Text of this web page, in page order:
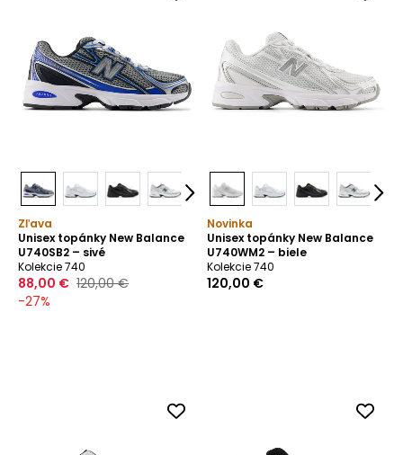
Zľava
Unisex topánky New Balance
U740SB2 – sivé
Kolekcie 740
88,00 € 120,00 €
-27%
Novinka
Unisex topánky New Balance
U740WM2 – biele
Kolekcie 740
120,00 €